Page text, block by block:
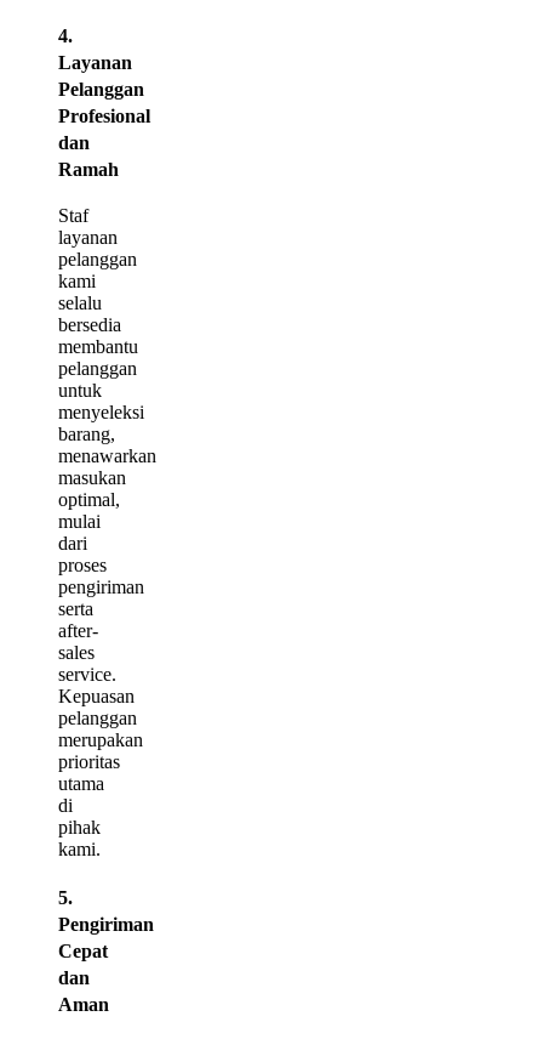
4.
Layanan
Pelanggan
Profesional
dan
Ramah
Staf
layanan
pelanggan
kami
selalu
bersedia
membantu
pelanggan
untuk
menyeleksi
barang,
menawarkan
masukan
optimal,
mulai
dari
proses
pengiriman
serta
after-
sales
service.
Kepuasan
pelanggan
merupakan
prioritas
utama
di
pihak
kami.
5.
Pengiriman
Cepat
dan
Aman